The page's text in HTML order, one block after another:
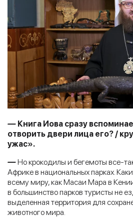
— Книга Иова сразу
отворить двери лица его? /
ужас».
—Но крокодилы и бегемоты все-
Африке в национальных парках.
всему миру, как Масаи Мара в
в большинство парков туристы не
выделенная территория для
животного мира.